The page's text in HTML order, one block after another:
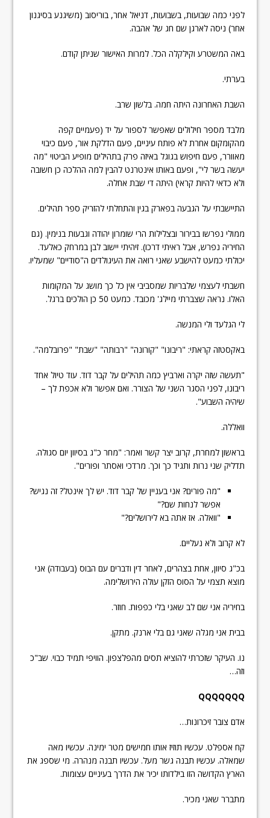
לפני כמה שבועות, בשבועות, דניאל אחר, בוריסוב (משיגנע בסיגנון
אחר) ניסה לארגן שם חג של אהבה.
באה המשטרע וקילקלה הכל. למרות האישור שניתן קודם.
בערתי.
השבת האחרונה היתה חמה. בלשון שרב.
מלבד מספר חילולים שאפשר לספור על יד (פעמיים קפה
מהקומקום אחרת לא פותח עיניים, פעם הדלקת אור, פעם כיבוי
מאוורר, פעם חיפוש בגוגל באיזה פרק בתהילים מופיע הביטוי "מה
יעשה בשר לי", ופעם באותו אינטרנט להבין למה ההלכה כן חשובה
ולא כדאי להיות קראי) היתה די שבת אחלה.
התיישבתי על הגבעה בפארק בגין והתחלתי להזריק ספר תהילים.
ממולי נפרשו בבירור ובצלילות הרי שומרון יהודה וגבעות בנימין. (גם
החיריה נפרש, אבל ראיתי דרכו). זיהיתי יישוב לבן במרחק כאלעד.
יכולתי כמעט להישבע שאני רואה את העיגולדים ה"סודיים" שמעליו.
חשבתי לעצמי שלבריות שמסביבי אין כל כך מושג על המקומות
האלו. נראה שצברתי מיילג' מכובד. כמעט 50 כן הולכים ברגל.
לי הגלעד ולי המנשה.
באקסטזה קראתי: "ריבונו" "קורונה" "רבותה" "שבת" "פרובלמה".
"תעשה שזה יקרה וארביץ כמה תהילים על קבר דוד. עוד טיול אחד
ריבונו, לפני הסגר השני של הצורר. ואם אפשר ולא אכפת לך –
שיהיה השבוע".
וואללה.
בראשון למחרת, קרוב יצר קשר ואמר: "מחר כ"ג בסיוון יום סגולה.
תדליק שני נרות ותגיד כך וכך. מרדכי ואסתר ופורים".
"מה פורים? אני בעניין של קבר דוד. יש לך אינטל? זה נגיש?
אפשר לנחות שם?"
"וואלה. אז אתה בא לירושלים?"
לא קרוב ולא נעליים.
בכ"ג סיוון, אחת בצהרים, לאחר דין ודברים עם הבוס (בעבודה) אני
מוצא תצמי על הסוס הזקן עולה הירושלימה.
בחיריה אני שם לב שאני בלי כפפות. חוזר.
בבית אני מגלה שאני גם בלי ארנק. מתקן.
נו. העיקר שזכרתי להוציא תסים מהפלצפון. הוויפי תמיד כבוי. שב"כ
וזה…
QQQQQQQ
אדם צובר זיכרונות…
קח אספלט. עכשיו תוזיז אותו חמישים מטר ימינה. עכשיו מאה
שמאלה. עכשיו תבנה גשר מעל. עכשיו תבנה מנהרה. מי שספג את
הארץ הקדושה הזו בילדותו יכיר את הדרך בעיניים עצומות.
מתברר שאני מכיר.